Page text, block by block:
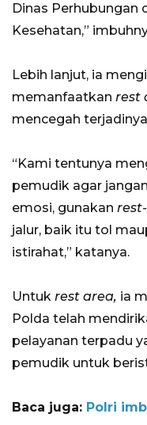
Dinas Perhubungan
Kesehatan,”
Lebih lanjut, ia
memanfaatkan rest
mencegah
“Kami tentunya
pemudik agar
emosi, gunakan
jalur, baik itu tol
istirahat,” katanya.
Untuk rest area, ia
Polda telah
pelayanan terpadu
pemudik untuk
Baca juga: Polri